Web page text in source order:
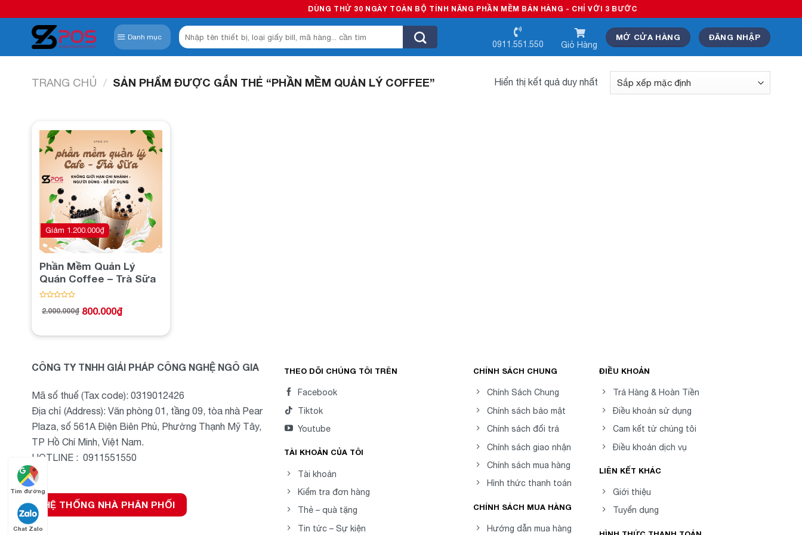
to
content
DÙNG THỬ 30 NGÀY TOÀN BỘ TÍNH NĂNG PHẦN MỀM BÁN HÀNG - CHỈ VỚI 3 BƯỚC
Danh mục
Tìm
kiếm:
0911.551.550 Giỏ Hàng
MỞ CỬA HÀNG ĐĂNG NHẬP
TRANG CHỦ / SẢN PHẨM ĐƯỢC GẮN THẺ “PHẦN MỀM QUẢN LÝ COFFEE” Hiển thị kết quả duy nhất
wishlist
Phần Mềm Quản Lý
Quán Coffee – Trà Sữa
xếp
5
2.000.000₫
Giá
2.000.000₫.
800.000₫
Giá
là:
Giảm 1.200.000₫
CÔNG TY TNHH GIẢI PHÁP CÔNG NGHỆ NGÔ GIA
Mã số thuế (Tax code): 0319012426
Địa chỉ (Address): Văn phòng 01, tầng 09, tòa nhà Pear
Plaza, số 561A Điện Biên Phủ, Phường Thạnh Mỹ Tây,
TP Hồ Chí Minh, Việt Nam.
HOTLINE : 0911551550
HỆ THỐNG NHÀ PHÂN PHỐI
THEO DÕI CHÚNG TÔI TRÊN
Facebook
Tiktok
Youtube
TÀI KHOẢN CỦA TÔI
Tài khoản
Kiểm tra đơn hàng
Thẻ – quà tặng
Tin tức – Sự kiện
CHÍNH SÁCH CHUNG
Chính Sách Chung
Chính sách bảo mật
Chính sách đổi trả
Chính sách giao nhận
Chính sách mua hàng
Hình thức thanh toán
CHÍNH SÁCH MUA HÀNG
Hướng dẫn mua hàng
ĐIỀU KHOẢN
Trả Hàng & Hoàn Tiền
Điều khoản sử dụng
Cam kết từ chúng tôi
Điều khoản dịch vụ
LIÊN KẾT KHÁC
Giới thiệu
Tuyển dụng
Tìm đường
Chat Zalo